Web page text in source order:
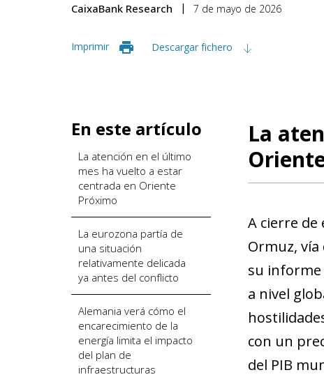
CaixaBank Research
7 de mayo de 2026
Imprimir Descargar fichero
En este artículo
La atención en el último
mes ha vuelto a estar
centrada en Oriente
Próximo
La eurozona partía de
una situación
relativamente delicada
ya antes del conflicto
Alemania verá cómo el
encarecimiento de la
energía limita el impacto
del plan de
infraestructuras
La
A cierre
Ormuz,
su informe
a nivel
con un
del PIB